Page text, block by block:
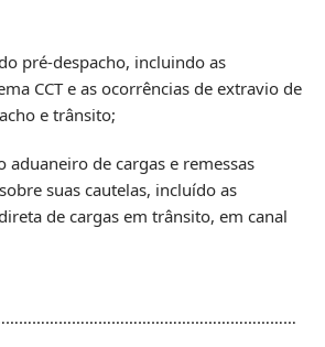
pré-despacho, incluindo as
CCT e as ocorrências de extravio de
e trânsito;
de cargas e remessas
suas cautelas, incluído as
de cargas em trânsito, em canal